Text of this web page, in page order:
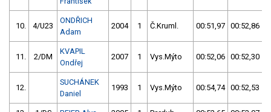
10. 4/U23
ONDŘICH
Adam
2004 1 Č.Kruml. 00:51,97 00:52,86
11. 2/DM
KVAPIL
Ondřej
2007 1 Vys.Mýto 00:52,06 00:52,30
12.
SUCHÁNEK
Daniel
1993 1 Vys.Mýto 00:54,74 00:52,53